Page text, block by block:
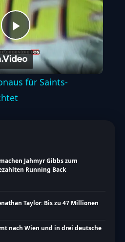
Play
Video
für Saints-
Jahmyr Gibbs zum
Running Back
Taylor: Bis zu 47 Millionen
nach Wien und in drei deutsche